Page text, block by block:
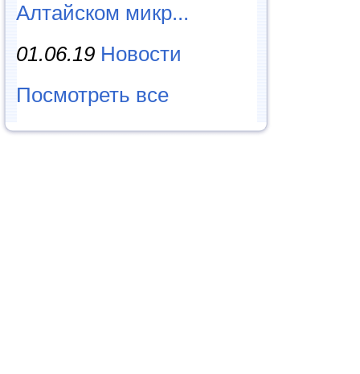
Алтайском микр...
01.06.19 Новости
Посмотреть все